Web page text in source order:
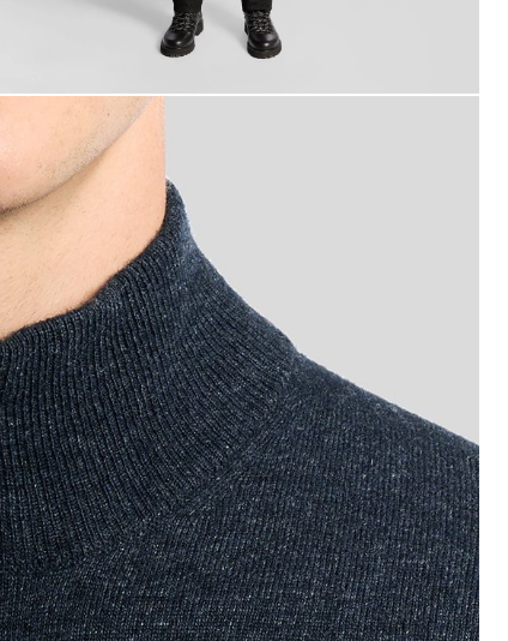
van lamswolmix met 1/4-ritssluiting in